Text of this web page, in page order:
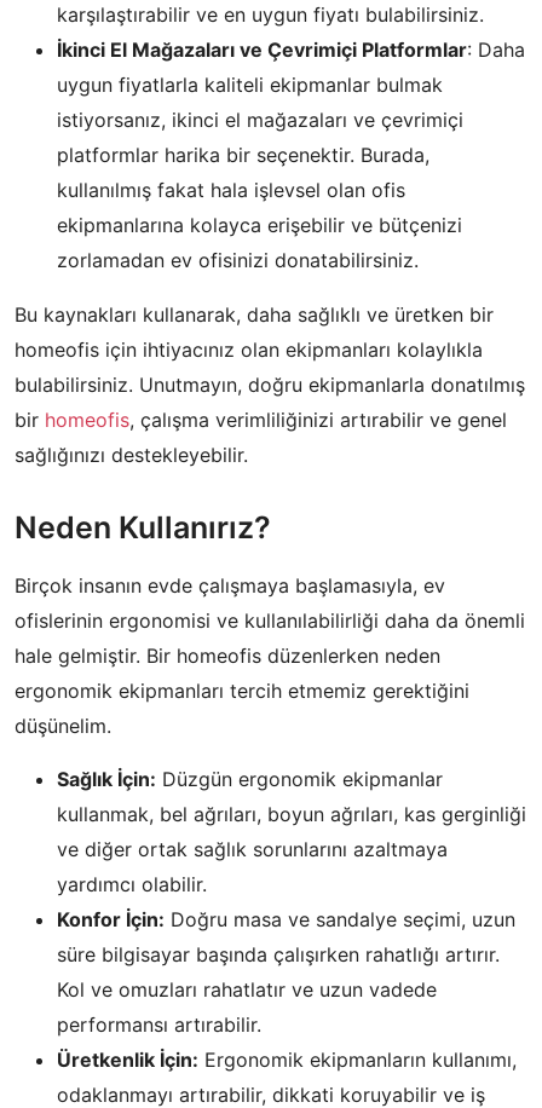
karşılaştırabilir ve en uygun fiyatı bulabilirsiniz.
İkinci El Mağazaları ve Çevrimiçi Platformlar: Daha
uygun fiyatlarla kaliteli ekipmanlar bulmak
istiyorsanız, ikinci el mağazaları ve çevrimiçi
platformlar harika bir seçenektir. Burada,
kullanılmış fakat hala işlevsel olan ofis
ekipmanlarına kolayca erişebilir ve bütçenizi
zorlamadan ev ofisinizi donatabilirsiniz.
Bu kaynakları kullanarak, daha sağlıklı ve üretken bir
homeofis için ihtiyacınız olan ekipmanları kolaylıkla
bulabilirsiniz. Unutmayın, doğru ekipmanlarla donatılmış
bir homeofis, çalışma verimliliğinizi artırabilir ve genel
sağlığınızı destekleyebilir.
Neden Kullanırız?
Birçok insanın evde çalışmaya başlamasıyla, ev
ofislerinin ergonomisi ve kullanılabilirliği daha da önemli
hale gelmiştir. Bir homeofis düzenlerken neden
ergonomik ekipmanları tercih etmemiz gerektiğini
düşünelim.
Sağlık İçin: Düzgün ergonomik ekipmanlar
kullanmak, bel ağrıları, boyun ağrıları, kas gerginliği
ve diğer ortak sağlık sorunlarını azaltmaya
yardımcı olabilir.
Konfor İçin: Doğru masa ve sandalye seçimi, uzun
süre bilgisayar başında çalışırken rahatlığı artırır.
Kol ve omuzları rahatlatır ve uzun vadede
performansı artırabilir.
Üretkenlik İçin: Ergonomik ekipmanların kullanımı,
odaklanmayı artırabilir, dikkati koruyabilir ve iş